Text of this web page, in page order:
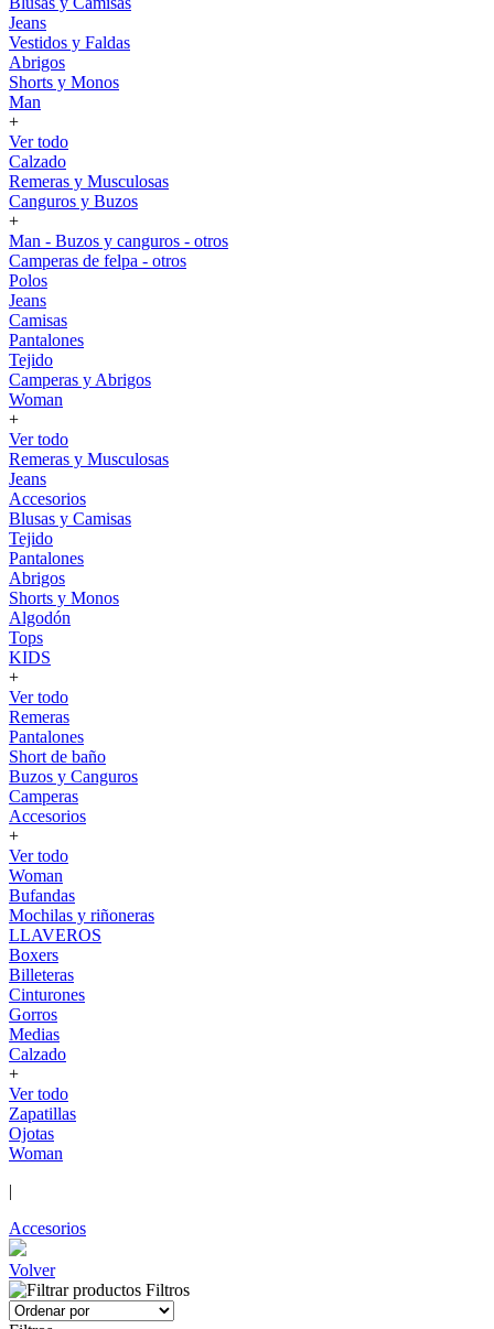
Jeans
Vestidos y Faldas
Abrigos
Shorts y Monos
Man
+
Ver todo
Calzado
Remeras y Musculosas
Canguros y Buzos
+
Man - Buzos y canguros - otros
Camperas de felpa - otros
Polos
Jeans
Camisas
Pantalones
Tejido
Camperas y Abrigos
Woman
+
Ver todo
Remeras y Musculosas
Jeans
Accesorios
Blusas y Camisas
Tejido
Pantalones
Abrigos
Shorts y Monos
Algodón
Tops
KIDS
+
Ver todo
Remeras
Pantalones
Short de baño
Buzos y Canguros
Camperas
Accesorios
+
Ver todo
Woman
Bufandas
Mochilas y riñoneras
LLAVEROS
Boxers
Billeteras
Cinturones
Gorros
Medias
Calzado
+
Ver todo
Zapatillas
Ojotas
Woman
|
Accesorios
Volver
Filtros